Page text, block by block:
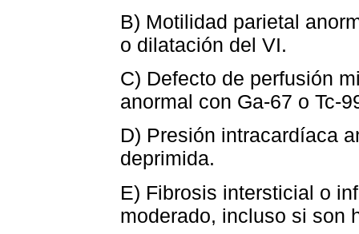
B) Motilidad parietal
o dilatación del VI.
C) Defecto de perfusión
anormal con Ga-67 o Tc-
D) Presión intracardíaca
deprimida.
E) Fibrosis intersticial o
moderado, incluso si son